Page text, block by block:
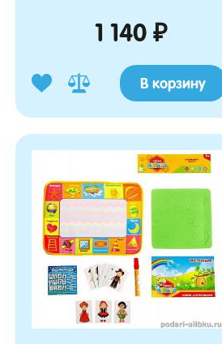
1 140 ₽
В корзину